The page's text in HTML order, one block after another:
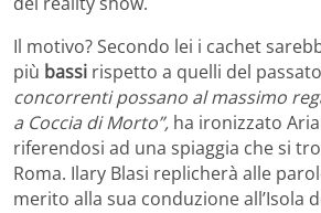
Il motivo? Secondo lei i cachet
più bassi rispetto a quelli del
concorrenti possano al massimo
a Coccia di Morto”, ha ironizzato
riferendosi ad una spiaggia che si
Roma. Ilary Blasi replicherà alle
merito alla sua conduzione all’Isola